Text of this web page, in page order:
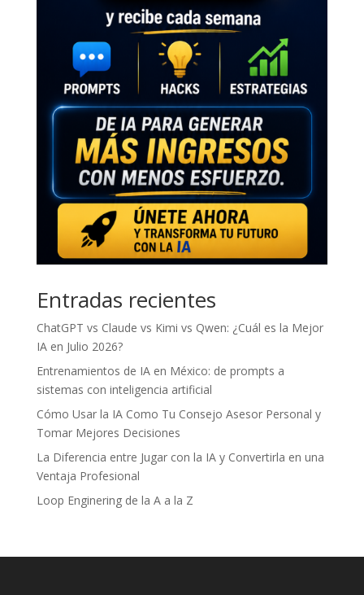
Entradas recientes
ChatGPT vs Claude vs Kimi vs Qwen: ¿Cuál es la Mejor
IA en Julio 2026?
Entrenamientos de IA en México: de prompts a
sistemas con inteligencia artificial
Cómo Usar la IA Como Tu Consejo Asesor Personal y
Tomar Mejores Decisiones
La Diferencia entre Jugar con la IA y Convertirla en una
Ventaja Profesional
Loop Enginering de la A a la Z